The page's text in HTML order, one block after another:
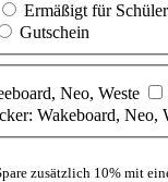
Ermäßigt für
Gutschein
Neo, Weste
Wakeboard, Neo,
zusätzlich 10% mit